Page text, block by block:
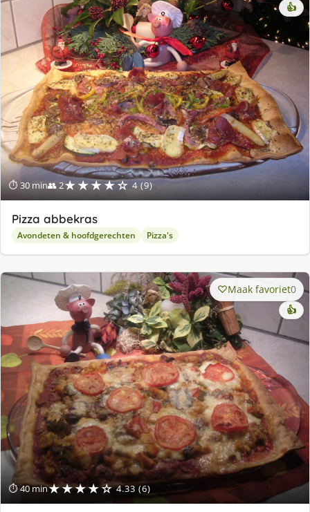
⏱ 30 min👥 2★★★★☆ 4 (9)
👍
Pizza abbekras
Avondeten & hoofdgerechten Pizza's
⏱ 40 min★★★★☆ 4.33 (6)
Maak favoriet0
👍